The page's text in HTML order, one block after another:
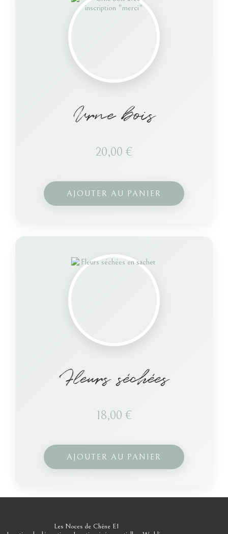
Urne bois
20,00 €
AJOUTER AU PANIER
Fleurs séchées
18,00 €
AJOUTER AU PANIER
Les Noces de Chêne EI